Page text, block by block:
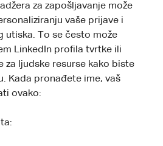
za zapošljavanje može
vaše prijave i
utiska. To se često može
LinkedIn profila tvrtke ili
za ljudske resurse kako biste
Kada pronađete ime, vaš
ovako: